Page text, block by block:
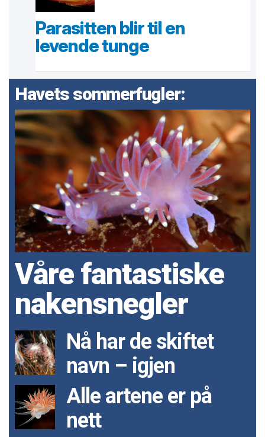
Parasitten blir til en
levende tunge
Havets sommerfugler:
Våre fantastiske
nakensnegler
Nå har de skiftet
navn – igjen
Alle artene er på
nett